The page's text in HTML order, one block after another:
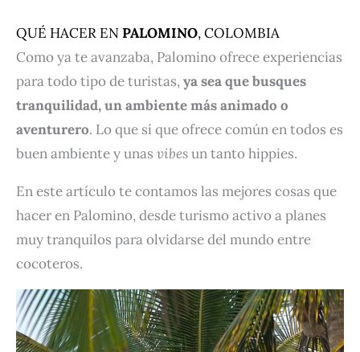
QUÉ HACER ENPALOMINO, COLOMBIA
Como ya te avanzaba, Palomino ofrece experiencias
para todo tipo de turistas,ya sea que busques
tranquilidad, un ambiente más animado o
aventurero. Lo que sí que ofrece común en todos es
buen ambiente y unas vibesun tanto hippies.
En este artículo te contamos las mejores cosas que
hacer en Palomino, desde turismo activo a planes
muy tranquilos para olvidarse del mundo entre
cocoteros.